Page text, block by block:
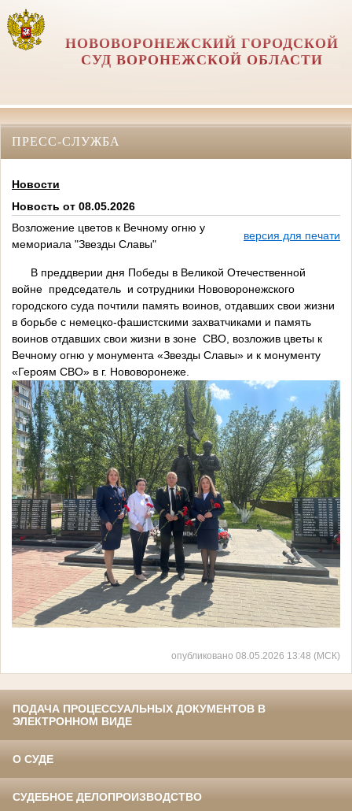
НОВОВОРОНЕЖСКИЙ ГОРОДСКОЙ
СУД ВОРОНЕЖСКОЙ ОБЛАСТИ
ПРЕСС-СЛУЖБА
Новости
Новость от 08.05.2026
Возложение цветов к Вечному огню у
мемориала "Звезды Славы"
версия для печати
В преддверии дня Победы в Великой Отечественной
войне председатель и сотрудники Нововоронежского
городского суда почтили память воинов, отдавших свои жизни
в борьбе с немецко-фашистскими захватчиками и память
воинов отдавших свои жизни в зоне СВО, возложив цветы к
Вечному огню у монумента «Звезды Славы» и к монументу
«Героям СВО» в г. Нововоронеже.
опубликовано 08.05.2026 13:48 (МСК)
ПОДАЧА ПРОЦЕССУАЛЬНЫХ ДОКУМЕНТОВ В
ЭЛЕКТРОННОМ ВИДЕ
О СУДЕ
СУДЕБНОЕ ДЕЛОПРОИЗВОДСТВО